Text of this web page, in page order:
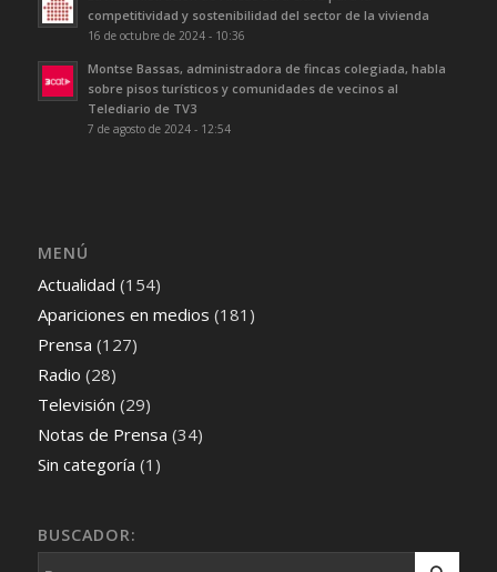
competitividad y sostenibilidad del sector de la vivienda
16 de octubre de 2024 - 10:36
Montse Bassas, administradora de fincas colegiada, habla
sobre pisos turísticos y comunidades de vecinos al
Telediario de TV3
7 de agosto de 2024 - 12:54
MENÚ
Actualidad (154)
Apariciones en medios (181)
Prensa (127)
Radio (28)
Televisión (29)
Notas de Prensa (34)
Sin categoría (1)
BUSCADOR: